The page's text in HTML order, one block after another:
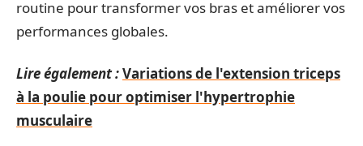
routine pour transformer vos bras et améliorer vos
performances globales.
Lire également :Variations de l'extension triceps
à la poulie pour optimiser l'hypertrophie
musculaire